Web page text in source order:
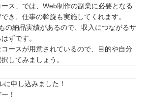
ース」では、Web制作の副業に必要となる
き、仕事の斡旋も実施してくれます。
の納品実績があるので、収入につながるサ
ずです。
ースが用意されているので、目的や自分
してみましょう。
に申し込みました！
！